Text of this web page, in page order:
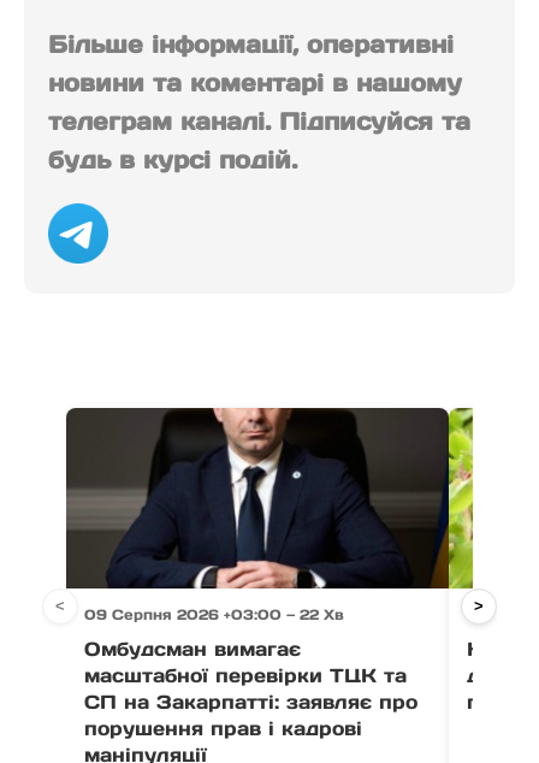
Більше інформації, оперативні
новини та коментарі в нашому
телеграм каналі. Підписуйся та
будь в курсі подій.
09 Серпня 2026 +03:00 — 22 Хв
Омбудсман вимагає
масштабної перевірки ТЦК та
СП на Закарпатті: заявляє про
порушення прав і кадрові
маніпуляції
09
де на
< >